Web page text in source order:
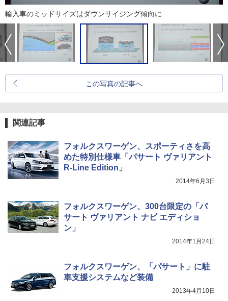
輸入車のミッドサイズはダウンサイジング傾向に
この写真の記事へ
関連記事
フォルクスワーゲン、スポーティさを高
めた特別仕様車「パサート ヴァリアント
R-Line Edition」
2014年6月3日
フォルクスワーゲン、300台限定の「パ
サート ヴァリアント ナビ エディショ
ン」
2014年1月24日
フォルクスワーゲン、「パサート」に駐
車支援システムなど装備
2013年4月10日